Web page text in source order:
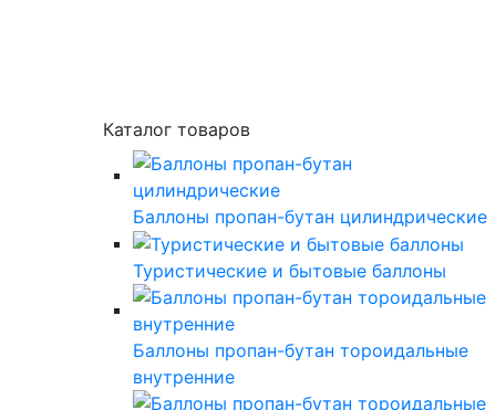
Каталог товаров
Баллоны пропан-бутан цилиндрические
Туристические и бытовые баллоны
Баллоны пропан-бутан тороидальные
внутренние